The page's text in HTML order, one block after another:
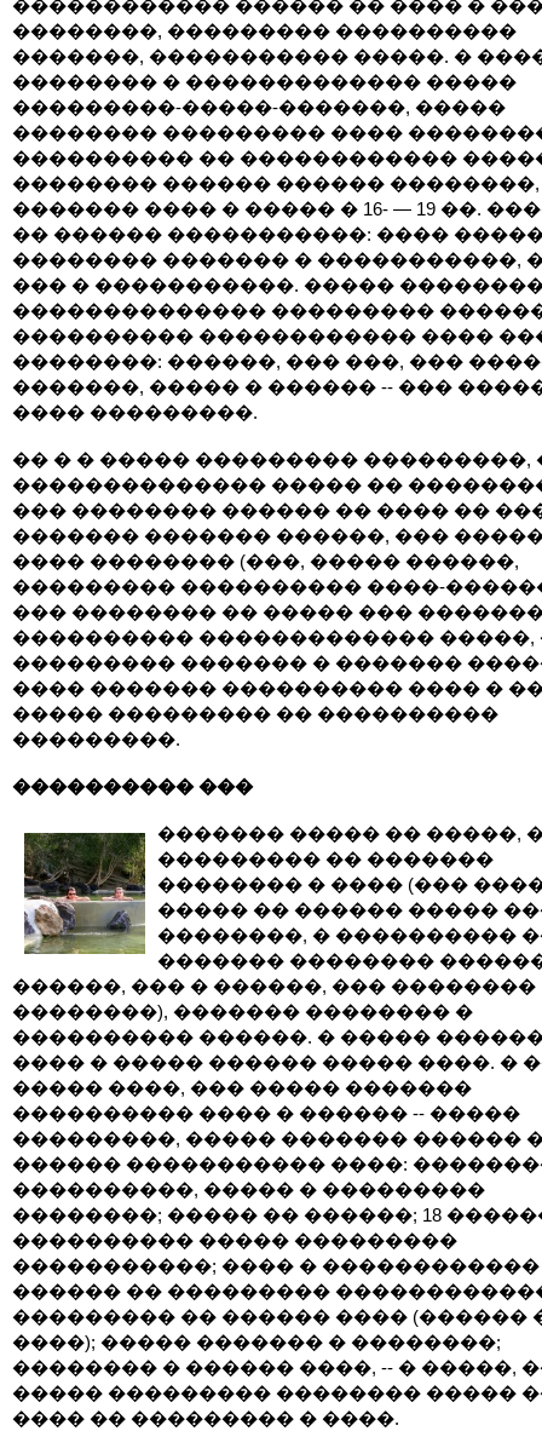
������������ ������ �� ���� �
��������, ��������� ����������
�������, ����������� �����. �
�������� � ������������� �����
���������-�����-�������, �����
�������� ��������� ����
���������� �� ������������
�������� ������ ������ ��������,
������� ���� � ����� � 16- — 19 ��.
�� ������ �����������: ����
�������� ������� � �����������,
��� � �����������. �����
�������������� ���������
���������� ������������ ����
��������: ������, ��� ���, ���
�������, ����� � ������ -- ���
���� ���������.
�� � � ����� ��������� ���������,
�������������� ����� ��
��� �������� ������ �� ���� ��
������� ������� ������, ���
���� �������� (���, ����� ������,
��������� ���������� ����-
��� �������� �� ����� ���
���������� ������������� �����,
��������� ������� � �������
���� ������� ���������� ���� �
����� ��������� �� ����������
���������.
���������� ���
������� ����� �� �����,
��������� �� �������
�������� � ���� (���
����� �� ������ �����
��������, � ����������
������� ��������
������, ��� � ������, ��� ��������
��������), ������� �������� �
���������� ������. � �����
���� � ����� ������ ����� ����. �
����� ����, ��� ����� �������
���������� ���� � ������ -- �����
���������, ����� ������� ������
������ ����������� ����:
����������, ����� � ���������
��������; ����� �� ������; 18
���������� ����� ���������
�����������; ���� � ������������
������ �� ���������
��������� �� ������ ���� (������
����); ����� ������� � ��������;
�������� � ������ ����, -- � �����,
����� ��������� �������� �����
���� �� ��������� � ����.